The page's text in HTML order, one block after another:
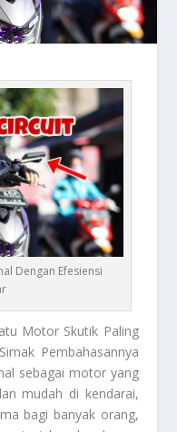
Dengan Efesiensi
Motor Skutik Paling
Pembahasannya
sebagai motor yang
mudah di kendarai,
bagi banyak orang,